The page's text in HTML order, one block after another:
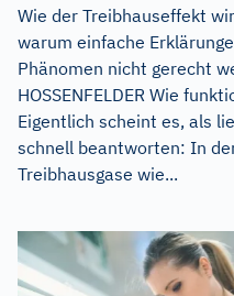
Wie der Treibhauseffekt
warum einfache
Phänomen nicht gerecht
HOSSENFELDER Wie
Eigentlich scheint es, als
schnell beantworten: In
Treibhausgase wie...